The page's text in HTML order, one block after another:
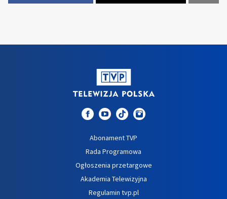
Abonament TVP
Rada Programowa
Ogłoszenia przetargowe
Akademia Telewizyjna
Regulamin tvp.pl